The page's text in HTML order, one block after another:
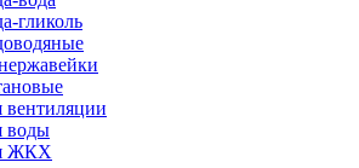
гликоль
вентиляции
воды
ЖКХ